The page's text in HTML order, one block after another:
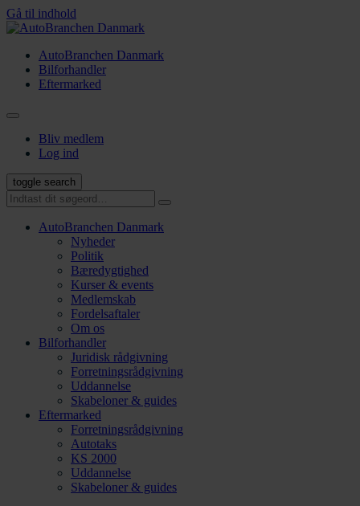
Gå til indhold
AutoBranchen Danmark
Bilforhandler
Eftermarked
Bliv medlem
Log ind
toggle search
AutoBranchen Danmark
Nyheder
Politik
Bæredygtighed
Kurser & events
Medlemskab
Fordelsaftaler
Om os
Bilforhandler
Juridisk rådgivning
Forretningsrådgivning
Uddannelse
Skabeloner & guides
Eftermarked
Forretningsrådgivning
Autotaks
KS 2000
Uddannelse
Skabeloner & guides